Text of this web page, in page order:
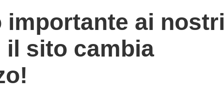
importante ai nostri
il sito cambia